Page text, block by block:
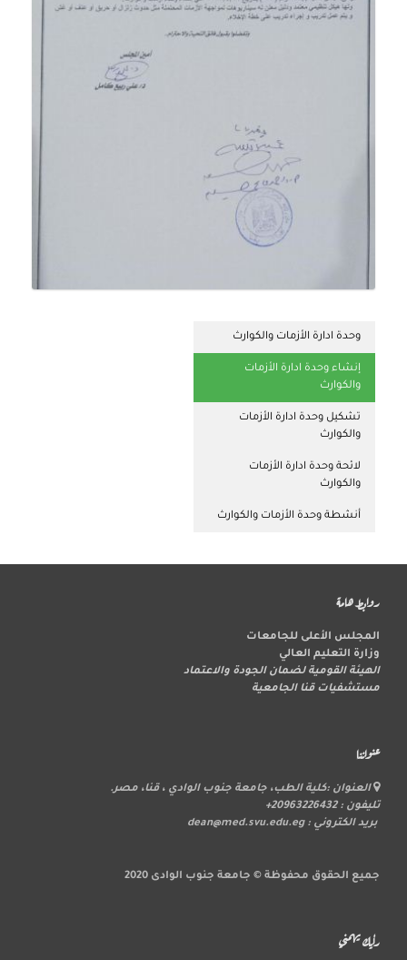
وحدة ادارة الأزمات والكوارث
إنشاء وحدة ادارة الأزمات
والكوارث
تشكيل وحدة ادارة الأزمات
والكوارث
لائحة وحدة ادارة الأزمات
والكوارث
أنشطة وحدة الأزمات والكوارث
روابط هامة
المجلس الأعلى للجامعات
وزارة التعليم العالي
الهيئة القومية لضمان الجودة والاعتماد
مستشفيات قنا الجامعية
عنواننا
العنوان :كلية الطب، جامعة جنوب الوادي ، قنا، مصر.
تليفون : 20963226432+
بريد الكتروني : dean@med.svu.edu.eg
جميع الحقوق محفوظة © جامعة جنوب الوادى 2020
رأيك يهمني